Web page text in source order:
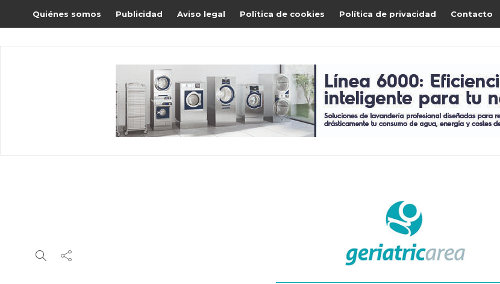
Quiénes somos Publicidad Aviso legal Política de cookies Política de privacidad Contacto